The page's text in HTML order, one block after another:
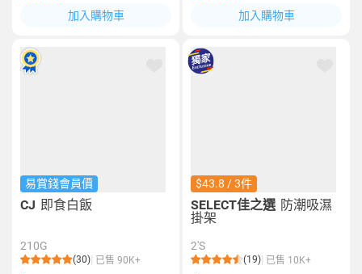
加入購物車 加入購物車
易賞錢會員價
CJ 即食白飯
210G
(30) 已售 90K+
$43.8 / 3件
SELECT佳之選 防潮吸濕
掛架
2'S
(19) 已售 10K+